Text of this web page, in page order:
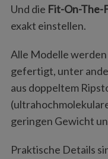
Und die Fit-On-The-
exakt einstellen.
Alle Modelle
gefertigt, unter
aus doppeltem
geringen Gewicht
Praktische Details